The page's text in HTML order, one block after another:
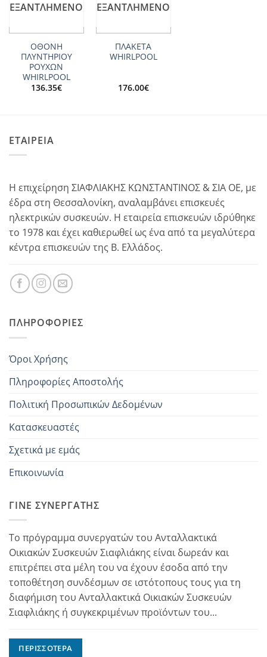
ΕΞΑΝΤΛΗΜΈΝΟ
ΟΘΟΝΗ
ΠΛΥΝΤΗΡΙΟΥ
ΡΟΥΧΩΝ
WHIRLPOOL
136.35€
ΕΞΑΝΤΛΗΜΈΝΟ
ΠΛΑΚΕΤΑ
WHIRLPOOL
176.00€
ΕΤΑΙΡΕΙΑ
Η επιχείρηση ΣΙΑΦΛΙΑΚΗΣ ΚΩΝΣΤΑΝΤΙΝΟΣ & ΣΙΑ ΟΕ, με
έδρα στη Θεσσαλονίκη, αναλαμβάνει επισκευές
ηλεκτρικών συσκευών. Η εταιρεία επισκευών ιδρύθηκε
το 1978 και έχει καθιερωθεί ως ένα από τα μεγαλύτερα
κέντρα επισκευών της Β. Ελλάδος.
ΠΛΗΡΟΦΟΡΊΕΣ
Όροι Χρήσης
Πληροφορίες Αποστολής
Πολιτική Προσωπικών Δεδομένων
Κατασκευαστές
Σχετικά με εμάς
Επικοινωνία
ΓΊΝΕ ΣΥΝΕΡΓΆΤΗΣ
Το πρόγραμμα συνεργατών του Ανταλλακτικά
Οικιακών Συσκευών Σιαφλιάκης είναι δωρεάν και
επιτρέπει στα μέλη του να έχουν έσοδα από την
τοποθέτηση συνδέσμων σε ιστότοπους τους για τη
διαφήμιση του Ανταλλακτικά Οικιακών Συσκευών
Σιαφλιάκης ή συγκεκριμένων προϊόντων του...
ΠΕΡΙΣΣΌΤΕΡΑ